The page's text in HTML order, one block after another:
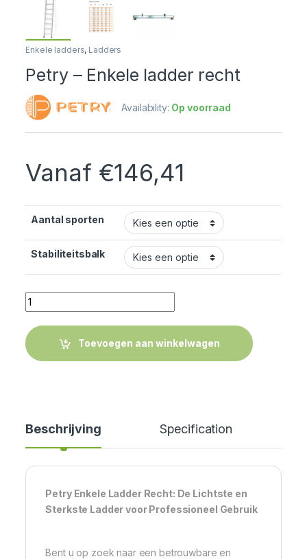
Enkele ladders, Ladders
Petry – Enkele ladder recht
Availability: Op voorraad
Vanaf €146,41
Aantal sporten
Stabiliteitsbalk
Quantity
Toevoegen aan winkelwagen
Beschrijving Specification
Petry Enkele Ladder Recht: De Lichtste en
Sterkste Ladder voor Professioneel Gebruik
Bent u op zoek naar een betrouwbare en